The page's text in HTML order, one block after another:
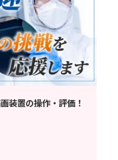
装置の操作・評価！